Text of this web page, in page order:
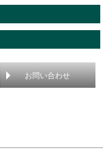
お問い合わせ